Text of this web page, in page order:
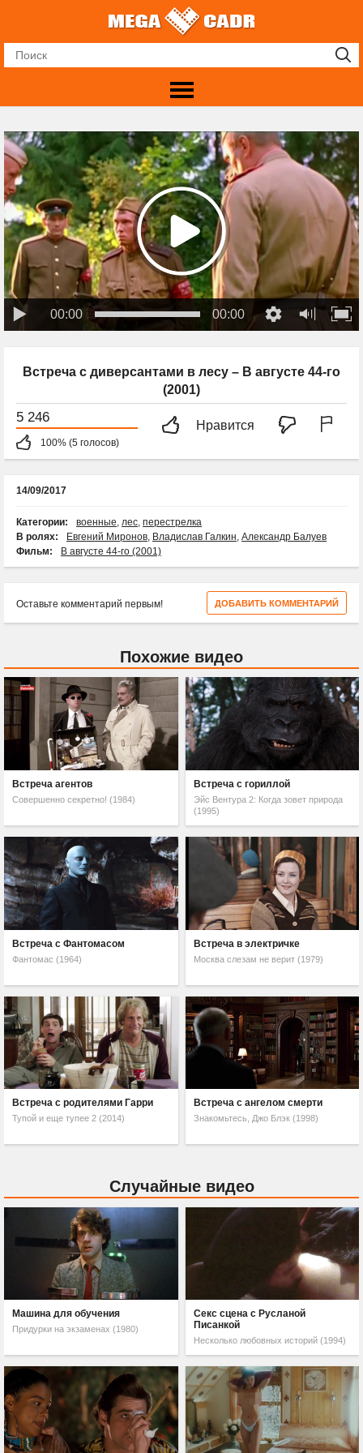
00:00 00:00
Встреча с диверсантами в лесу – В августе 44-го
(2001)
5 246
100% (5 голосов)
Нравится
14/09/2017
Категории: военные, лес, перестрелка
В ролях:
Евгений Миронов, Владислав Галкин, Александр Балуев
Фильм:
В августе 44-го (2001)
ДОБАВИТЬ КОММЕНТАРИЙ
Оставьте комментарий первым!
Похожие видео
Встреча агентов
Совершенно секретно! (1984)
Встреча с гориллой
Эйс Вентура 2: Когда зовет природа
(1995)
Встреча с Фантомасом
Фантомас (1964)
Встреча в электричке
Москва слезам не верит (1979)
Встреча с родителями Гарри
Тупой и еще тупее 2 (2014)
Встреча с ангелом смерти
Знакомьтесь, Джо Блэк (1998)
Случайные видео
Машина для обучения
Придурки на экзаменах (1980)
Секс сцена с Русланой
Писанкой
Несколько любовных историй (1994)